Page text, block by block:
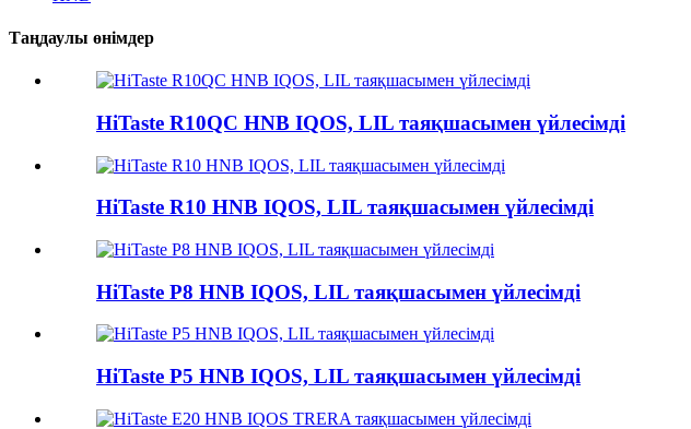
Таңдаулы өнімдер
HiTaste R10QC HNB IQOS, LIL таяқшасымен үйлесімді
HiTaste R10 HNB IQOS, LIL таяқшасымен үйлесімді
HiTaste P8 HNB IQOS, LIL таяқшасымен үйлесімді
HiTaste P5 HNB IQOS, LIL таяқшасымен үйлесімді